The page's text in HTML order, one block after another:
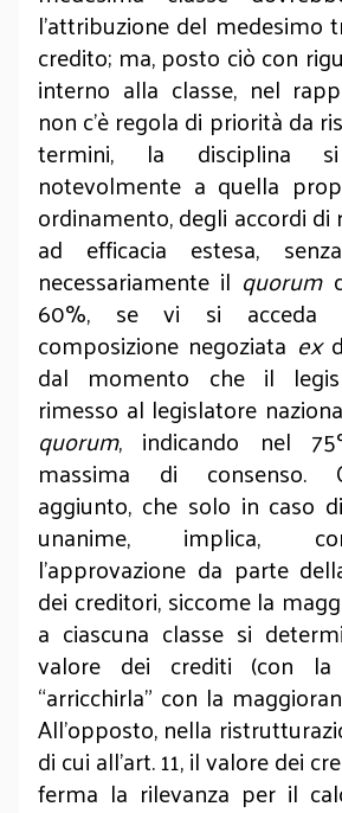
l’attribuzione del medesimo
credito; ma, posto ciò con
interno alla classe, nel
non c’è regola di priorità da
termini, la disciplina si
notevolmente a quella
ordinamento, degli accordi
ad efficacia estesa,
necessariamente il quorum
60%, se vi si acceda
composizione negoziata ex
dal momento che il
rimesso al legislatore
quorum, indicando nel
massima di consenso.
aggiunto, che solo in caso
unanime, implica,
l’approvazione da parte
dei creditori, siccome la
a ciascuna classe si
valore dei crediti (con
“arricchirla” con la
All’opposto, nella
di cui all’art. 11, il valore dei
ferma la rilevanza per il